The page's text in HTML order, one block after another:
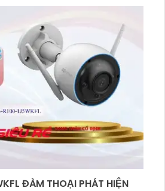
ĐÀM THOẠI PHÁT HIỆN